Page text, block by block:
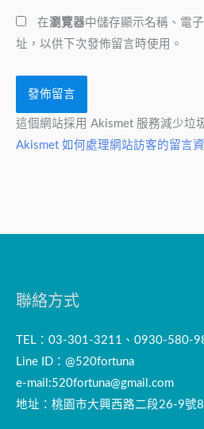
*
址
在瀏覽器中儲存顯示名稱、電
址，以供下次發佈留言時使用。
這個網站採用 Akismet 服務減少垃
Akismet 如何處理網站訪客的留言
聯絡方式
TEL：03-301-3211、0930-580-
Line ID：@520fortuna
e-mail:520fortuna@gmail.com
地址：桃園市大興西路二段26-9號